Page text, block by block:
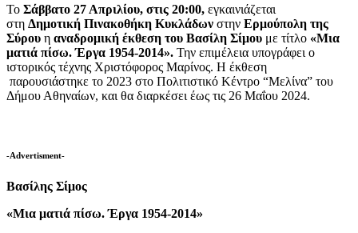
Το Σάββατο 27 Απριλίου, στις 20:00, εγκαινιάζεται
στη Δημοτική Πινακοθήκη Κυκλάδων στην Ερμούπολη της
Σύρου η αναδρομική έκθεση του Βασίλη Σίμου με τίτλο «Μια
ματιά πίσω. Έργα 1954-2014». Την επιμέλεια υπογράφει ο
ιστορικός τέχνης Χριστόφορος Μαρίνος. Η έκθεση
παρουσιάστηκε το 2023 στο Πολιτιστικό Κέντρο “Μελίνα” του
Δήμου Αθηναίων, και θα διαρκέσει έως τις 26 Μαΐου 2024.
-Advertisment-
Βασίλης Σίμος
«Μια ματιά πίσω. Έργα 1954-2014»